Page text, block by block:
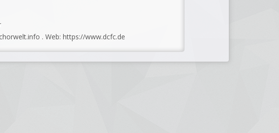
. Web: https://www.dcfc.de